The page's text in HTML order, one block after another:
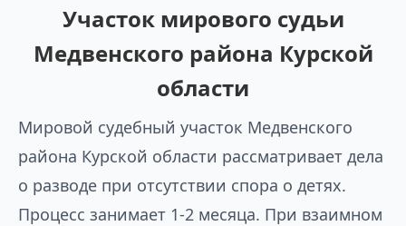
Участок мирового судьи
Медвенского района Курской
области
Мировой судебный участок Медвенского
района Курской области рассматривает дела
о разводе при отсутствии спора о детях.
Процесс занимает 1-2 месяца. При взаимном